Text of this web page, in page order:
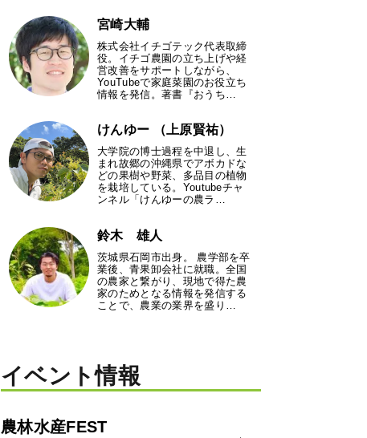
宮崎大輔
株式会社イチゴテック代表取締
役。イチゴ農園の立ち上げや経
営改善をサポートしながら、
YouTubeで家庭菜園のお役立ち
情報を発信。著書『おうち…
けんゆー （上原賢祐）
大学院の博士過程を中退し、生
まれ故郷の沖縄県でアボカドな
どの果樹や野菜、多品目の植物
を栽培している。Youtubeチャ
ンネル「けんゆーの農ラ…
鈴木 雄人
茨城県石岡市出身。 農学部を卒
業後、青果卸会社に就職。全国
の農家と繋がり、現地で得た農
家のためとなる情報を発信する
ことで、農業の業界を盛り…
イベント情報
農林水産FEST